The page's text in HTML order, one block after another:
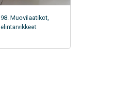
98. Muovilaatikot,
elintarvikkeet